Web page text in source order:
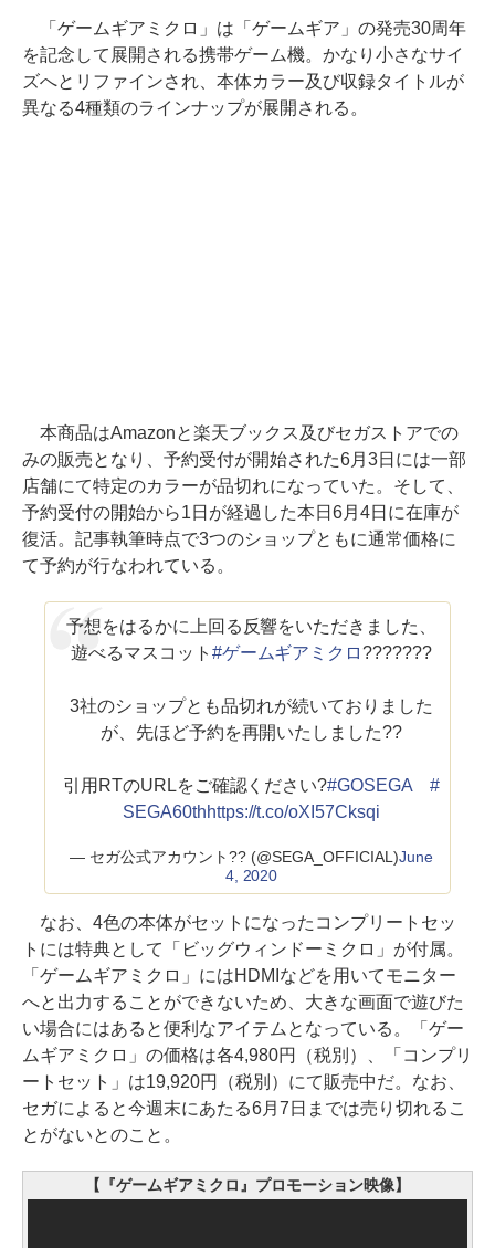
「ゲームギアミクロ」は「ゲームギア」の発売30周年
を記念して展開される携帯ゲーム機。かなり小さなサイ
ズへとリファインされ、本体カラー及び収録タイトルが
異なる4種類のラインナップが展開される。
本商品はAmazonと楽天ブックス及びセガストアでの
みの販売となり、予約受付が開始された6月3日には一部
店舗にて特定のカラーが品切れになっていた。そして、
予約受付の開始から1日が経過した本日6月4日に在庫が
復活。記事執筆時点で3つのショップともに通常価格に
て予約が行なわれている。
予想をはるかに上回る反響をいただきました、
遊べるマスコット #ゲームギアミクロ???????
3社のショップとも品切れが続いておりました
が、先ほど予約を再開いたしました??
引用RTのURLをご確認ください?#GOSEGA
#
SEGA60thhttps://t.co/oXI57Cksqi
— セガ公式アカウント?? (@SEGA_OFFICIAL)June
4, 2020
なお、4色の本体がセットになったコンプリートセッ
トには特典として「ビッグウィンドーミクロ」が付属。
「ゲームギアミクロ」にはHDMIなどを用いてモニター
へと出力することができないため、大きな画面で遊びた
い場合にはあると便利なアイテムとなっている。「ゲー
ムギアミクロ」の価格は各4,980円（税別）、「コンプリ
ートセット」は19,920円（税別）にて販売中だ。なお、
セガによると今週末にあたる6月7日までは売り切れるこ
とがないとのこと。
【『ゲームギアミクロ』プロモーション映像】